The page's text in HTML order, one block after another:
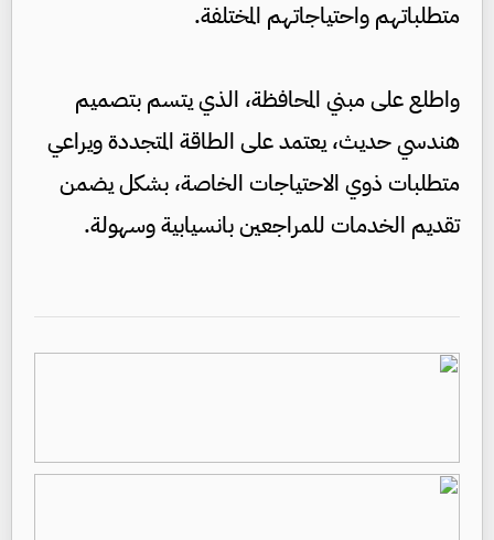
متطلباتهم واحتياجاتهم المختلفة.
واطلع على مبني المحافظة، الذي يتسم بتصميم
هندسي حديث، يعتمد على الطاقة المتجددة ويراعي
متطلبات ذوي الاحتياجات الخاصة، بشكل يضمن
تقديم الخدمات للمراجعين بانسيابية وسهولة.